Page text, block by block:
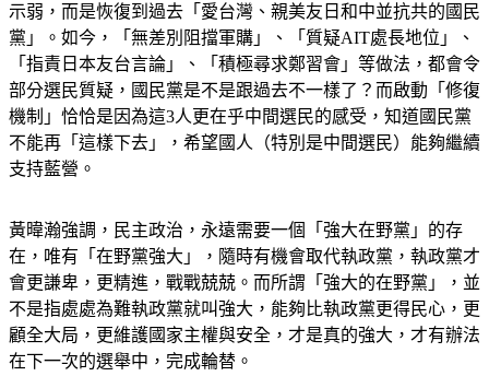
示弱，而是恢復到過去「愛台灣、親美友日和中並抗共的國民
黨」。如今，「無差別阻擋軍購」、「質疑AIT處長地位」、
「指責日本友台言論」、「積極尋求鄭習會」等做法，都會令
部分選民質疑，國民黨是不是跟過去不一樣了？而啟動「修復
機制」恰恰是因為這3人更在乎中間選民的感受，知道國民黨
不能再「這樣下去」，希望國人（特別是中間選民）能夠繼續
支持藍營。
黃暐瀚強調，民主政治，永遠需要一個「強大在野黨」的存
在，唯有「在野黨強大」，隨時有機會取代執政黨，執政黨才
會更謙卑，更精進，戰戰兢兢。而所謂「強大的在野黨」，並
不是指處處為難執政黨就叫強大，能夠比執政黨更得民心，更
顧全大局，更維護國家主權與安全，才是真的強大，才有辦法
在下一次的選舉中，完成輪替。